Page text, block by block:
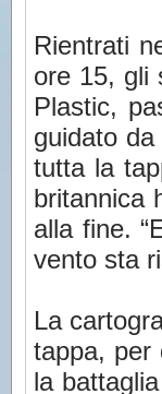
Rientrati
ore 15, gli
Plastic,
guidato
tutta la
britannica
alla fine.
vento sta
La
tappa, per
la